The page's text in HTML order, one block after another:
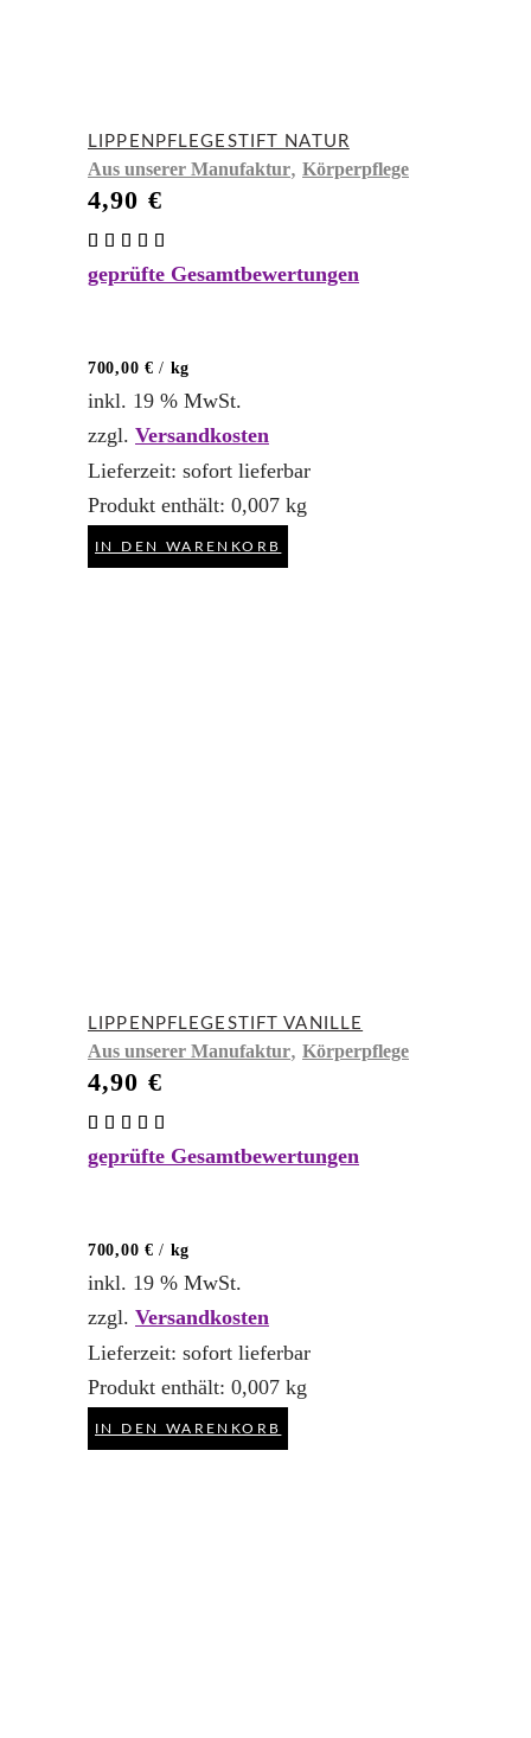
LIPPENPFLEGESTIFT NATUR
Aus unserer Manufaktur, Körperpflege
4,90 €
5.00
geprüfte Gesamtbewertungen
700,00 € / kg
inkl. 19 % MwSt.
zzgl. Versandkosten
Lieferzeit: sofort lieferbar
Produkt enthält: 0,007 kg
IN DEN WARENKORB
LIPPENPFLEGESTIFT VANILLE
Aus unserer Manufaktur, Körperpflege
4,90 €
5.00
geprüfte Gesamtbewertungen
700,00 € / kg
inkl. 19 % MwSt.
zzgl. Versandkosten
Lieferzeit: sofort lieferbar
Produkt enthält: 0,007 kg
IN DEN WARENKORB